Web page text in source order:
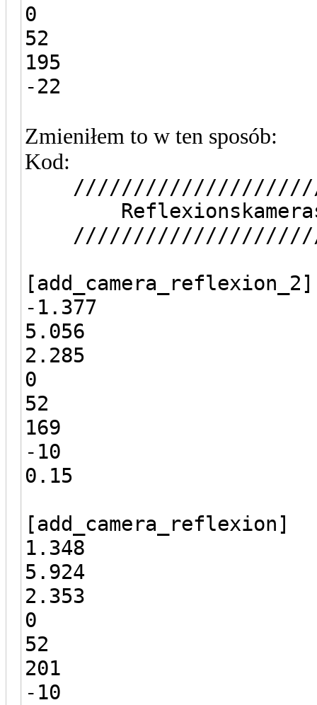
0
52
195
-22
Zmieniłem to w ten sposób:
Kod:
Reflexionskameras
[add_camera_reflexion_2]
-1.377
5.056
2.285
0
52
169
-10
0.15
[add_camera_reflexion]
1.348
5.924
2.353
0
52
201
-10